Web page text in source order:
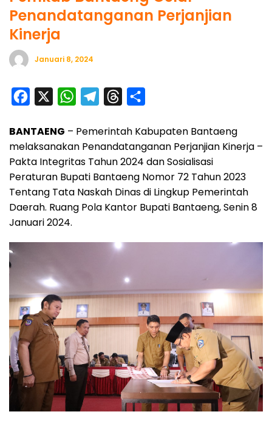
Penandatanganan Perjanjian
Kinerja
Januari 8, 2024
c
e
b
o
o
k
W
a
t
s
A
p
l
e
g
r
a
r
e
a
d
s
a
r
e
BANTAENG – Pemerintah Kabupaten Bantaeng
melaksanakan Penandatanganan Perjanjian Kinerja –
Pakta Integritas Tahun 2024 dan Sosialisasi
Peraturan Bupati Bantaeng Nomor 72 Tahun 2023
Tentang Tata Naskah Dinas di Lingkup Pemerintah
Daerah. Ruang Pola Kantor Bupati Bantaeng, Senin 8
Januari 2024.